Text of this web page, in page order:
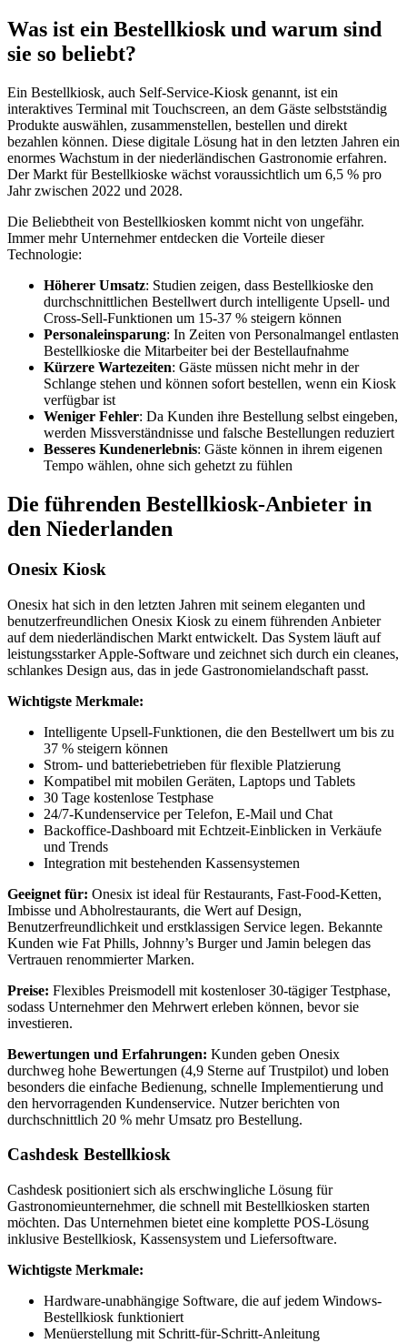
Was ist ein Bestellkiosk und warum sind
sie so beliebt?
Ein Bestellkiosk, auch Self-Service-Kiosk genannt, ist ein
interaktives Terminal mit Touchscreen, an dem Gäste selbstständig
Produkte auswählen, zusammenstellen, bestellen und direkt
bezahlen können. Diese digitale Lösung hat in den letzten Jahren ein
enormes Wachstum in der niederländischen Gastronomie erfahren.
Der Markt für Bestellkioske wächst voraussichtlich um 6,5 % pro
Jahr zwischen 2022 und 2028.
Die Beliebtheit von Bestellkiosken kommt nicht von ungefähr.
Immer mehr Unternehmer entdecken die Vorteile dieser
Technologie:
Höherer Umsatz: Studien zeigen, dass Bestellkioske den
durchschnittlichen Bestellwert durch intelligente Upsell- und
Cross-Sell-Funktionen um 15-37 % steigern können
Personaleinsparung: In Zeiten von Personalmangel entlasten
Bestellkioske die Mitarbeiter bei der Bestellaufnahme
Kürzere Wartezeiten: Gäste müssen nicht mehr in der
Schlange stehen und können sofort bestellen, wenn ein Kiosk
verfügbar ist
Weniger Fehler: Da Kunden ihre Bestellung selbst eingeben,
werden Missverständnisse und falsche Bestellungen reduziert
Besseres Kundenerlebnis: Gäste können in ihrem eigenen
Tempo wählen, ohne sich gehetzt zu fühlen
Die führenden Bestellkiosk-Anbieter in
den Niederlanden
Onesix Kiosk
Onesix hat sich in den letzten Jahren mit seinem eleganten und
benutzerfreundlichen Onesix Kiosk zu einem führenden Anbieter
auf dem niederländischen Markt entwickelt. Das System läuft auf
leistungsstarker Apple-Software und zeichnet sich durch ein cleanes,
schlankes Design aus, das in jede Gastronomielandschaft passt.
Wichtigste Merkmale:
Intelligente Upsell-Funktionen, die den Bestellwert um bis zu
37 % steigern können
Strom- und batteriebetrieben für flexible Platzierung
Kompatibel mit mobilen Geräten, Laptops und Tablets
30 Tage kostenlose Testphase
24/7-Kundenservice per Telefon, E-Mail und Chat
Backoffice-Dashboard mit Echtzeit-Einblicken in Verkäufe
und Trends
Integration mit bestehenden Kassensystemen
Geeignet für: Onesix ist ideal für Restaurants, Fast-Food-Ketten,
Imbisse und Abholrestaurants, die Wert auf Design,
Benutzerfreundlichkeit und erstklassigen Service legen. Bekannte
Kunden wie Fat Phills, Johnny’s Burger und Jamin belegen das
Vertrauen renommierter Marken.
Preise: Flexibles Preismodell mit kostenloser 30-tägiger Testphase,
sodass Unternehmer den Mehrwert erleben können, bevor sie
investieren.
Bewertungen und Erfahrungen: Kunden geben Onesix
durchweg hohe Bewertungen (4,9 Sterne auf Trustpilot) und loben
besonders die einfache Bedienung, schnelle Implementierung und
den hervorragenden Kundenservice. Nutzer berichten von
durchschnittlich 20 % mehr Umsatz pro Bestellung.
Cashdesk Bestellkiosk
Cashdesk positioniert sich als erschwingliche Lösung für
Gastronomieunternehmer, die schnell mit Bestellkiosken starten
möchten. Das Unternehmen bietet eine komplette POS-Lösung
inklusive Bestellkiosk, Kassensystem und Liefersoftware.
Wichtigste Merkmale:
Hardware-unabhängige Software, die auf jedem Windows-
Bestellkiosk funktioniert
Menüerstellung mit Schritt-für-Schritt-Anleitung